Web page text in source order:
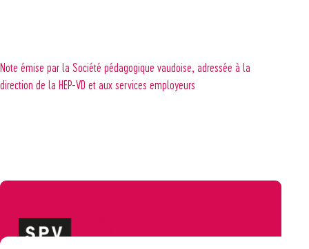
Note émise par la Société pédagogique vaudoise, adressée à la
direction de la HEP-VD et aux services employeurs